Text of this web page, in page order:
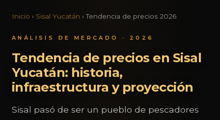
Inicio › Sisal Yucatán › Tendencia de precios 2026
ANÁLISIS DE MERCADO · 2026
Tendencia de precios en Sisal
Yucatán: historia,
infraestructura y proyección
Sisal pasó de ser un pueblo de pescadores